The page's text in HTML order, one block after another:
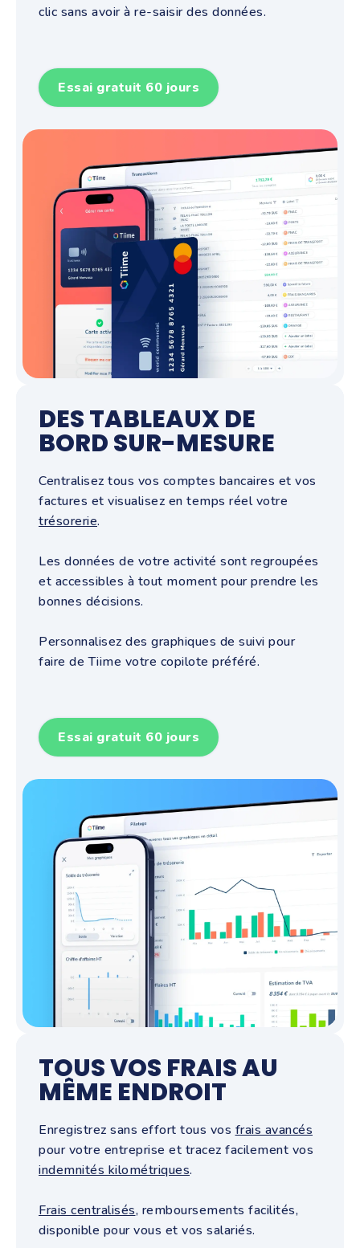
clic sans avoir à re-saisir des données.
Essai gratuit 60 jours
DES TABLEAUX DE
BORD SUR-MESURE
Centralisez tous vos comptes bancaires et vos
factures et visualisez en temps réel votre
trésorerie.
Les données de votre activité sont regroupées
et accessibles à tout moment pour prendre les
bonnes décisions.
Personnalisez des graphiques de suivi pour
faire de Tiime votre copilote préféré.
Essai gratuit 60 jours
TOUS VOS FRAIS AU
MÊME ENDROIT
Enregistrez sans effort tous vos frais avancés
pour votre entreprise et tracez facilement vos
indemnités kilométriques.
Frais centralisés, remboursements facilités,
disponible pour vous et vos salariés.